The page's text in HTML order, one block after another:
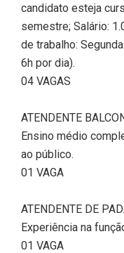
candidato esteja
semestre; Salário:
de trabalho:
6h por dia).
04 VAGAS
ATENDENTE
Ensino médio
ao público.
01 VAGA
ATENDENTE DE
Experiência na
01 VAGA